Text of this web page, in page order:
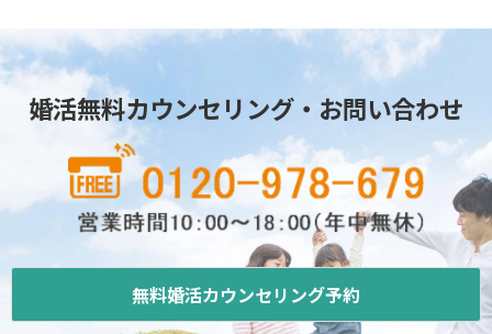
婚活無料カウンセリング・お問い合わせ
無料婚活カウンセリング予約